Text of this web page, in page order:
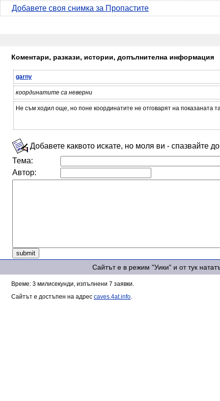
Добавете своя снимка за Пропастите
Коментари, разкази, истории, допълнителна информация
garny
координатите са неверни
Не съм ходил още, но поне координатите не отговарят на показаната
Добавете каквото искате, но моля ви - спазвайте
Тема:
Автор:
Сайтът е в режим "Уики" и от тук
Време: 3 милисекунди, изпълнени 7 заявки.
Сайтът е достъпен на адрес caves.4at.info.